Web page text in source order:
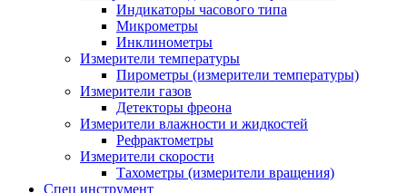
Индикаторы часового типа
Микрометры
Инклинометры
Измерители температуры
Пирометры (измерители температуры)
Измерители газов
Детекторы фреона
Измерители влажности и жидкостей
Рефрактометры
Измерители скорости
Тахометры (измерители вращения)
Спец инструмент